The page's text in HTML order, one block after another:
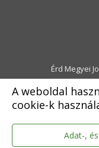
A weboldal
cookie-k
Adat-,
Érd Megyei
E-